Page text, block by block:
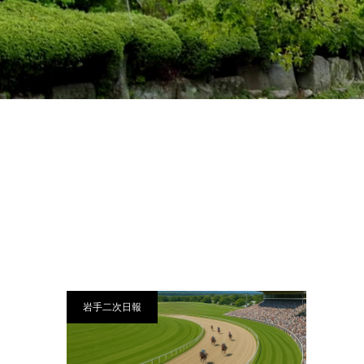
岩手二次日報